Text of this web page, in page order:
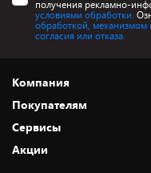
получения рекламно-
условиями обработки.
обработкой, механизмом
согласия или отказа.
Компания
О нас
Адреса магазинов
Новости
Покупателям
Как сделать заказ
Оплата и доставка
Сервисы
Акции